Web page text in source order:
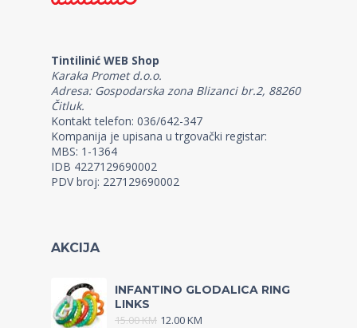
Tintilinić WEB Shop
Karaka Promet d.o.o.
Adresa: Gospodarska zona Blizanci br.2, 88260
Čitluk.
Kontakt telefon: 036/642-347
Kompanija je upisana u trgovački registar:
MBS: 1-1364
IDB 4227129690002
PDV broj: 227129690002
AKCIJA
INFANTINO GLODALICA RING
LINKS
15.00KM 12.00KM